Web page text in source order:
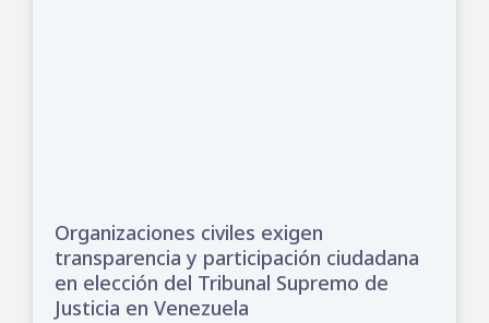
Organizaciones civiles exigen
transparencia y participación ciudadana
en elección del Tribunal Supremo de
Justicia en Venezuela